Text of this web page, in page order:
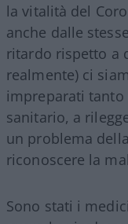
la vitalità del
anche dalle
ritardo rispetto a
realmente) ci
impreparati
sanitario, a
un problema
riconoscere la
Sono stati i